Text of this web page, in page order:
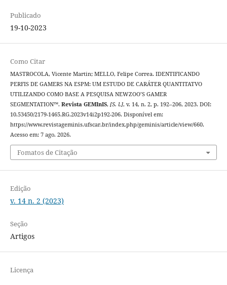
Publicado
19-10-2023
Como Citar
MASTROCOLA, Vicente Martin; MELLO, Felipe Correa. IDENTIFICANDO
PERFIS DE GAMERS NA ESPM: UM ESTUDO DE CARÁTER QUANTITATVO
UTILIZANDO COMO BASE A PESQUISA NEWZOO’S GAMER
SEGMENTATION™. Revista GEMInIS, [S. l.], v. 14, n. 2, p. 192–206, 2023. DOI:
10.53450/2179-1465.RG.2023v14i2p192-206. Disponível em:
https://www.revistageminis.ufscar.br/index.php/geminis/article/view/660.
Acesso em: 7 ago. 2026.
Fomatos de Citação
Edição
v. 14 n. 2 (2023)
Seção
Artigos
Licença